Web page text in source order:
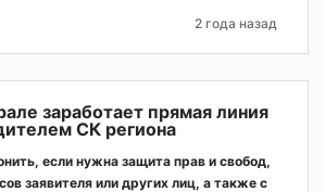
2 года назад
заработает прямая линия
СК региона
если нужна защита прав и свобод,
заявителя или других лиц, а также с